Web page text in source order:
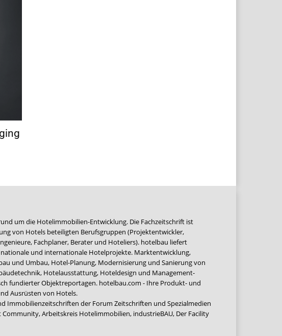
um die Hotelimmobilien-Entwicklung. Die Fachzeitschrift ist
von Hotels beteiligten Berufsgruppen (Projektentwickler,
Fachplaner, Berater und Hoteliers). hotelbau liefert
und internationale Hotelprojekte. Marktentwicklung,
und Umbau, Hotel-Planung, Modernisierung und Sanierung von
Hotelausstattung, Hoteldesign und Management-
fundierter Objektreportagen. hotelbau.com - Ihre Produkt- und
Ausrüsten von Hotels.
Immobilienzeitschriften der Forum Zeitschriften und Spezialmedien
Community,Arbeitskreis Hotelimmobilien, industrieBAU, Der Facility